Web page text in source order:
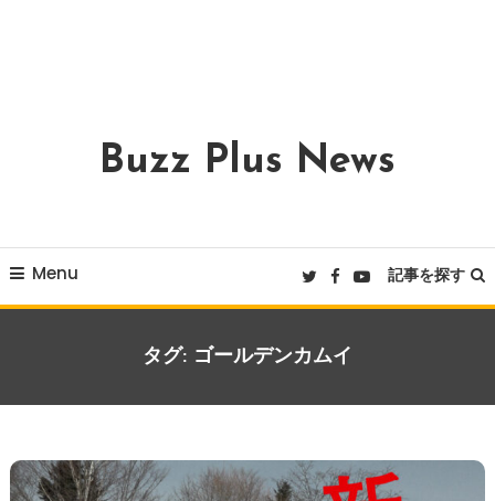
Buzz Plus News
Menu 記事を探す
タグ: ゴールデンカムイ